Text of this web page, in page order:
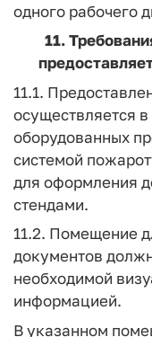
одного рабочего
11.
11.1.
осуществляется
оборудованных
системой
для оформления
стендами.
11.2. Помещение
документов
необходимой
информацией.
В указанном